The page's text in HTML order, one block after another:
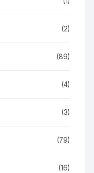
(2)
(89)
(4)
(3)
(79)
(16)